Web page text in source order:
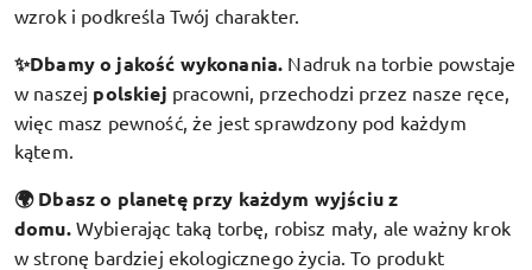
wzrok i podkreśla Twój charakter.
✨Dbamy o jakość wykonania. Nadruk na torbie powstaje
w naszej polskiej pracowni, przechodzi przez nasze ręce,
więc masz pewność, że jest sprawdzony pod każdym
kątem.
🌍 Dbasz o planetę przy każdym wyjściu z
domu. Wybierając taką torbę, robisz mały, ale ważny krok
w stronę bardziej ekologicznego życia. To produkt